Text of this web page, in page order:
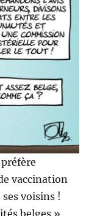
vaccination
voisins !
belges »…